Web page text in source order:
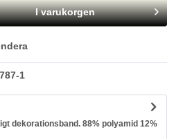
I varukorgen
1
dekorationsband. 88% polyamid 12%